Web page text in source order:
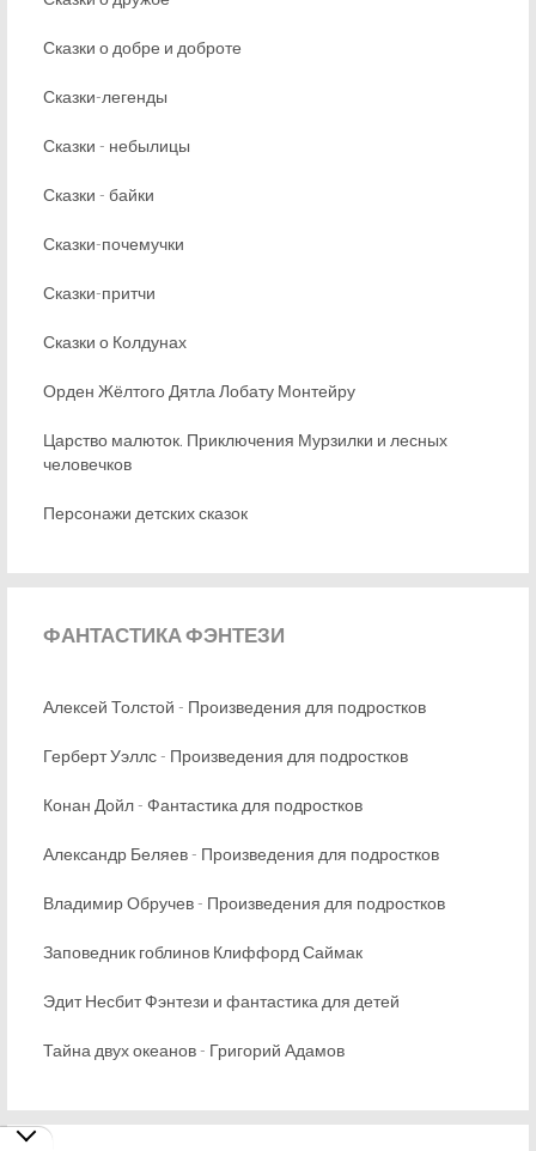
Сказки о добре и доброте
Сказки-легенды
Сказки - небылицы
Сказки - байки
Сказки-почемучки
Сказки-притчи
Сказки о Колдунах
Орден Жёлтого Дятла Лобату Монтейру
Царство малюток. Приключения Мурзилки и лесных
человечков
Персонажи детских сказок
ФАНТАСТИКАФЭНТЕЗИ
Алексей Толстой - Произведения для подростков
Герберт Уэллс - Произведения для подростков
Конан Дойл - Фантастика для подростков
Александр Беляев - Произведения для подростков
Владимир Обручев - Произведения для подростков
Заповедник гоблинов Клиффорд Саймак
Эдит Несбит Фэнтези и фантастика для детей
Тайна двух океанов - Григорий Адамов